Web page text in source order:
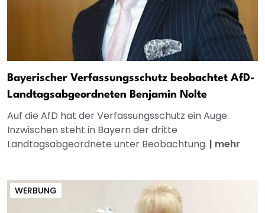
Bayerischer Verfassungsschutz beobachtet AfD-
Landtagsabgeordneten Benjamin Nolte
Auf die AfD hat der Verfassungsschutz ein Auge.
Inzwischen steht in Bayern der dritte
Landtagsabgeordnete unter Beobachtung. | mehr
WERBUNG